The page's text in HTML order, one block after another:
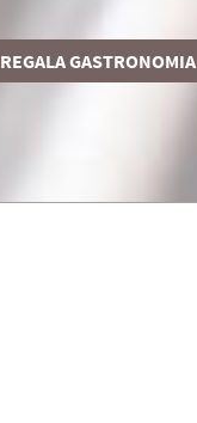
REGALA GASTRONOMIA